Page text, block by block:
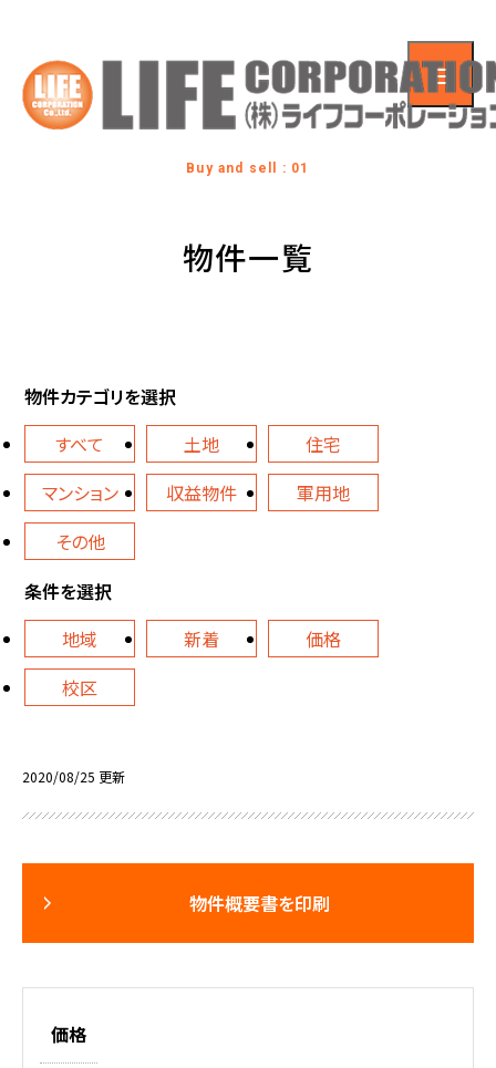
Buy and sell : 01
物件一覧
物件カテゴリを選択
すべて
土地
住宅
マンション
収益物件
軍用地
その他
条件を選択
地域
新着
価格
校区
2020/08/25 更新
物件概要書を印刷
価格